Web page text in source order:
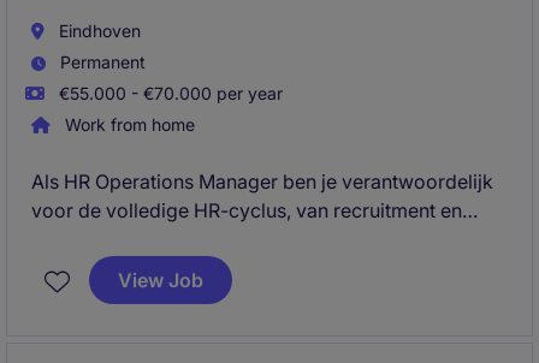
Eindhoven
Permanent
€55.000 - €70.000 per year
Work from home
Als HR Operations Manager ben je verantwoordelijk
voor de volledige HR-cyclus, van recruitment en
verzuimbegeleiding en HR-advies. Je bent het eerste
aanspreekpunt voor medewerkers en management
View Job